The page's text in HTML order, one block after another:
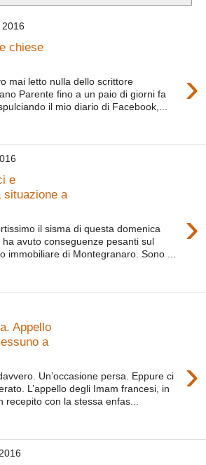
chiese
›
mai letto nulla dello scrittore
Parente fino a un paio di giorni fa
il mio diario di Facebook,...
e
situazione a
›
il sisma di questa domenica
ha avuto conseguenze pesanti sul
immobiliare di Montegranaro. Sono ...
Appello
a
›
Un’occasione persa. Eppure ci
L’appello degli Imam francesi, in
recepito con la stessa enfas...